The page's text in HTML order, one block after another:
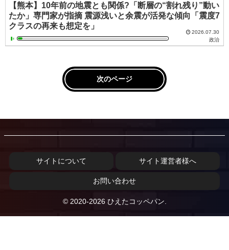
【熊本】10年前の地震とも関係?「断層の“割れ残り”動い
たか」専門家が指摘 震源浅いと余震が活発な傾向「震度7
クラスの再来も想定を」
2026.07.30
政治
次のページ
サイトについて サイト運営者様へ
お問い合わせ
© 2020-2026 ひえたコッペパン.